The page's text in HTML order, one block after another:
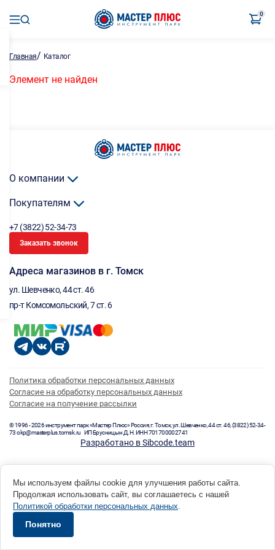
0
Главная/ Каталог
Элемент не найден
О компании
Покупателям
+7 (3822) 52-34-73
Заказать звонок
Адреса магазинов в г. Томск
ул. Шевченко, 44 ст. 46
пр-т Комсомольский, 7 ст. 6
Политика обработки персональных данных
Согласие на обработку персональных данных
Согласие на получение рассылки
© 1996 - 2026 инструмент парк «Мастер Плюс» Россия, г. Томск, ул. Шевченко, 44 ст. 46, (3822) 52-34-
73 okp@masterplus.tomsk.ru ИП Брусницын Д.Н. ИНН 701700002741
Разработано в Sibcode.team
Мы используем файлы cookie для улучшения работы сайта.
Продолжая использовать сайт, вы соглашаетесь с нашей
Политикой обработки персональных данных.
Понятно